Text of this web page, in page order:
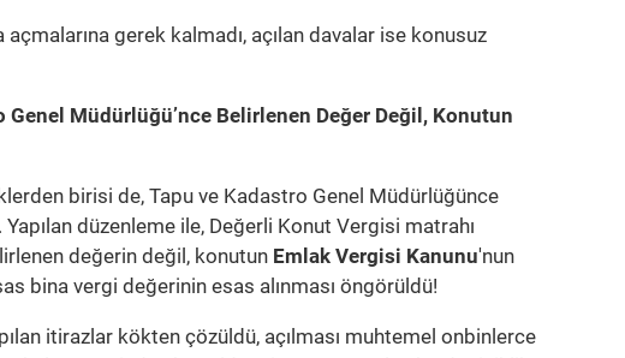
gerek kalmadı, açılan davalar ise konusuz
Müdürlüğü’nce Belirlenen Değer Değil, Konutun
birisi de, Tapu ve Kadastro Genel Müdürlüğünce
düzenleme ile, Değerli Konut Vergisi matrahı
değerin değil, konutun Emlak Vergisi Kanunu'nun
bina vergi değerinin esas alınması öngörüldü!
itirazlar kökten çözüldü, açılması muhtemel onbinlerce